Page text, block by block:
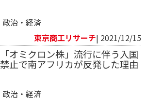
政治・経済
東京商工リサーチ| 2021/12/15
「オミクロン株」流行に伴う入国
禁止で南アフリカが反発した理由
政治・経済